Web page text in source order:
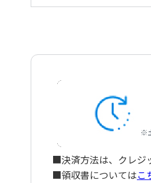
■決済方法は、クレジ
■領収書についてはこ